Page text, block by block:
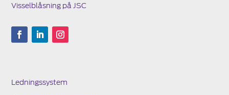
Visselblåsning på JSC
Ledningssystem